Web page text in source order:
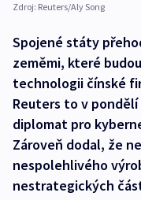
Zdroj: Reuters/Aly Song
Spojené státy
zeměmi, které
technologii čínské
Reuters to v
diplomat pro
Zároveň dodal, že
nespolehlivého
nestrategických